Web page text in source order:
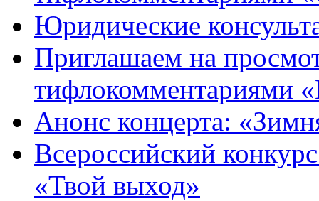
Юридические
Приглашаем на
тифлокомментариями
Анонс концерта:
Всероссийский
«Твой выход»